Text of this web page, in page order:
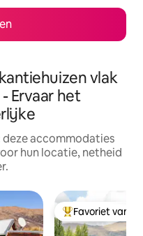
vlak
Ervaar het
deze accommodaties
hun locatie, netheid
Topfavoriet van
Favoriet van